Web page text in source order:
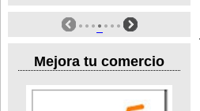
Mejora tu comercio